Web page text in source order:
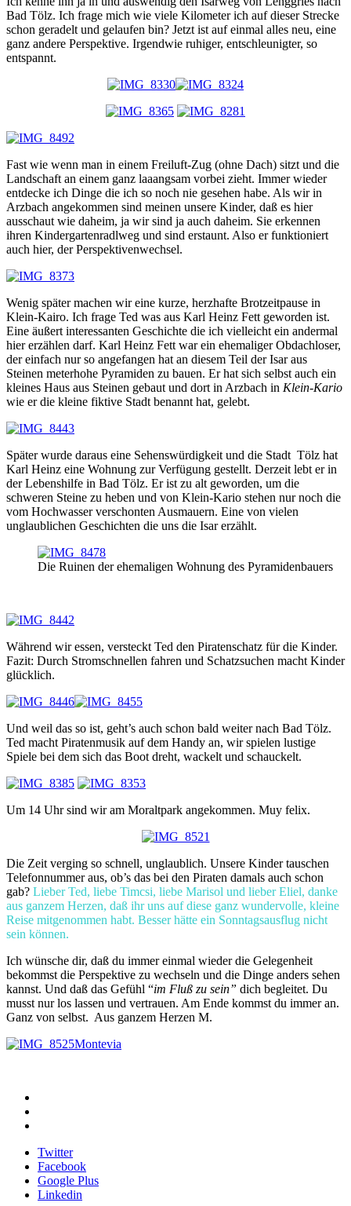
Bad Tölz. Ich frage mich wie viele Kilometer ich auf dieser Strecke
schon geradelt und gelaufen bin? Jetzt ist auf einmal alles neu, eine
ganz andere Perspektive. Irgendwie ruhiger, entschleunigter, so
entspannt.
Fast wie wenn man in einem Freiluft-Zug (ohne Dach) sitzt und die
Landschaft an einem ganz laaangsam vorbei zieht. Immer wieder
entdecke ich Dinge die ich so noch nie gesehen habe. Als wir in
Arzbach angekommen sind meinen unsere Kinder, daß es hier
ausschaut wie daheim, ja wir sind ja auch daheim. Sie erkennen
ihren Kindergartenradlweg und sind erstaunt. Also er funktioniert
auch hier, der Perspektivenwechsel.
Wenig später machen wir eine kurze, herzhafte Brotzeitpause in
Klein-Kairo. Ich frage Ted was aus Karl Heinz Fett geworden ist.
Eine äußert interessanten Geschichte die ich vielleicht ein andermal
hier erzählen darf. Karl Heinz Fett war ein ehemaliger Obdachloser,
der einfach nur so angefangen hat an diesem Teil der Isar aus
Steinen meterhohe Pyramiden zu bauen. Er hat sich selbst auch ein
kleines Haus aus Steinen gebaut und dort in Arzbach in Klein-Kario
wie er die kleine fiktive Stadt benannt hat, gelebt.
Später wurde daraus eine Sehenswürdigkeit und die Stadt Tölz hat
Karl Heinz eine Wohnung zur Verfügung gestellt. Derzeit lebt er in
der Lebenshilfe in Bad Tölz. Er ist zu alt geworden, um die
schweren Steine zu heben und von Klein-Kario stehen nur noch die
vom Hochwasser verschonten Ausmauern. Eine von vielen
unglaublichen Geschichten die uns die Isar erzählt.
Die Ruinen der ehemaligen Wohnung des Pyramidenbauers
Während wir essen, versteckt Ted den Piratenschatz für die Kinder.
Fazit: Durch Stromschnellen fahren und Schatzsuchen macht Kinder
glücklich.
Und weil das so ist, geht’s auch schon bald weiter nach Bad Tölz.
Ted macht Piratenmusik auf dem Handy an, wir spielen lustige
Spiele bei dem sich das Boot dreht, wackelt und schauckelt.
Um 14 Uhr sind wir am Moraltpark angekommen. Muy felix.
Die Zeit verging so schnell, unglaublich. Unsere Kinder tauschen
Telefonnummer aus, ob’s das bei den Piraten damals auch schon
gab? Lieber Ted, liebe Timcsi, liebe Marisol und lieber Eliel, danke
aus ganzem Herzen, daß ihr uns auf diese ganz wundervolle, kleine
Reise mitgenommen habt. Besser hätte ein Sonntagsausflug nicht
sein können.
Ich wünsche dir, daß du immer einmal wieder die Gelegenheit
bekommst die Perspektive zu wechseln und die Dinge anders sehen
kannst. Und daß das Gefühl “im Fluß zu sein” dich begleitet. Du
musst nur los lassen und vertrauen. Am Ende kommst du immer an.
Ganz von selbst. Aus ganzem Herzen M.
Montevia
Twitter
Facebook
Google Plus
Linkedin